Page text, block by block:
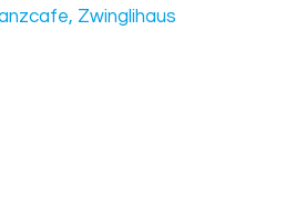
Zwinglihaus